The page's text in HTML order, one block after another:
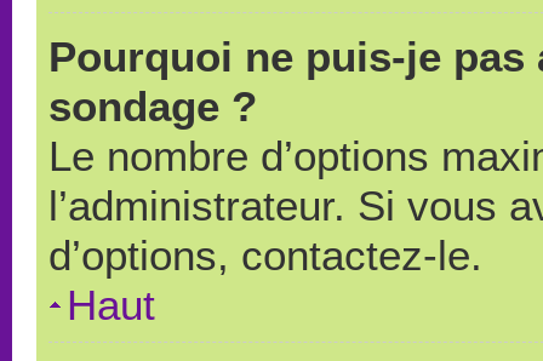
Pourquoi ne puis-je
sondage ?
Le nombre d’options
l’administrateur. Si vous
d’options, contactez-le.
Haut